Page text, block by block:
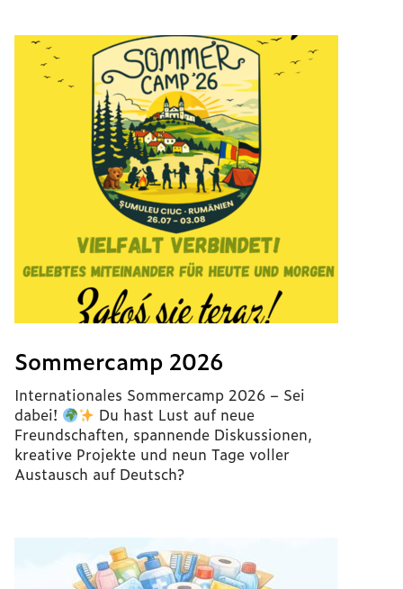
Sommercamp 2026
Internationales Sommercamp 2026 – Sei
dabei!
Du hast Lust auf neue
Freundschaften, spannende Diskussionen,
kreative Projekte und neun Tage voller
Austausch auf Deutsch?